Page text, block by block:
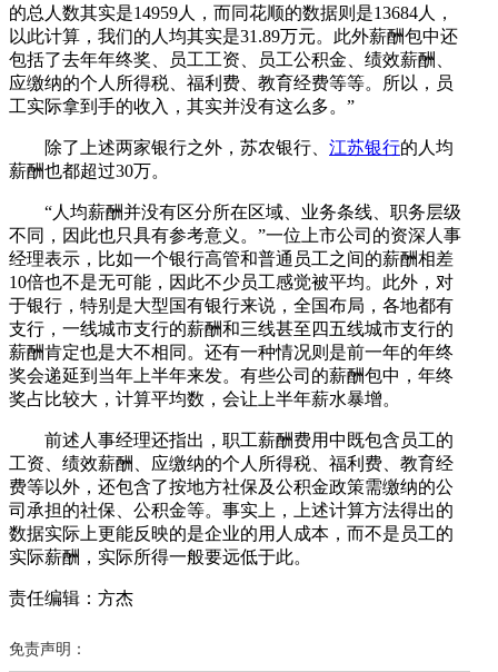
的总人数其实是14959人，而同花顺的数据则是13684人，
以此计算，我们的人均其实是31.89万元。此外薪酬包中还
包括了去年年终奖、员工工资、员工公积金、绩效薪酬、
应缴纳的个人所得税、福利费、教育经费等等。所以，员
工实际拿到手的收入，其实并没有这么多。”
除了上述两家银行之外，苏农银行、 江苏银行的人均
薪酬也都超过30万。
“人均薪酬并没有区分所在区域、业务条线、职务层级
不同，因此也只具有参考意义。”一位上市公司的资深人事
经理表示，比如一个银行高管和普通员工之间的薪酬相差
10倍也不是无可能，因此不少员工感觉被平均。此外，对
于银行，特别是大型国有银行来说，全国布局，各地都有
支行，一线城市支行的薪酬和三线甚至四五线城市支行的
薪酬肯定也是大不相同。还有一种情况则是前一年的年终
奖会递延到当年上半年来发。有些公司的薪酬包中，年终
奖占比较大，计算平均数，会让上半年薪水暴增。
前述人事经理还指出，职工薪酬费用中既包含员工的
工资、绩效薪酬、应缴纳的个人所得税、福利费、教育经
费等以外，还包含了按地方社保及公积金政策需缴纳的公
司承担的社保、公积金等。事实上，上述计算方法得出的
数据实际上更能反映的是企业的用人成本，而不是员工的
实际薪酬，实际所得一般要远低于此。
责任编辑：方杰
免责声明：